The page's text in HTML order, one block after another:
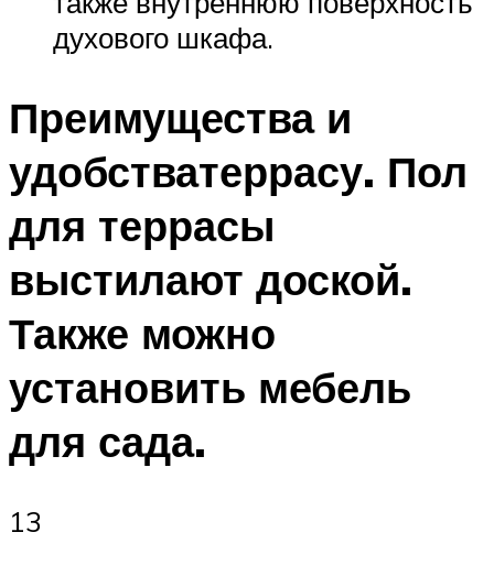
духового шкафа.
Преимущества и
удобстватеррасу. Пол
для террасы
выстилают доской.
Также можно
установить мебель
для сада.
13